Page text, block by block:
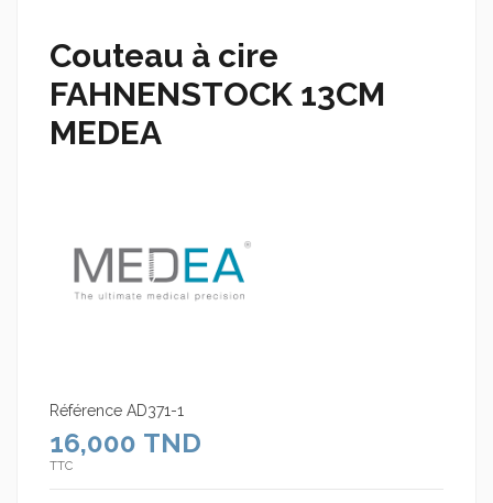
Couteau à cire
FAHNENSTOCK 13CM
MEDEA
Référence AD371-1
16,000 TND
TTC